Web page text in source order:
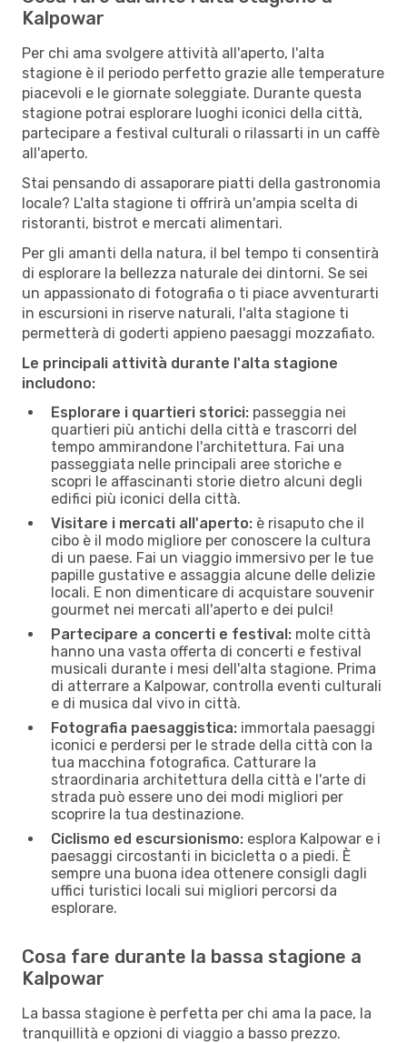
Kalpowar
Per chi ama svolgere attività all'aperto, l'alta
stagione è il periodo perfetto grazie alle temperature
piacevoli e le giornate soleggiate. Durante questa
stagione potrai esplorare luoghi iconici della città,
partecipare a festival culturali o rilassarti in un caffè
all'aperto.
Stai pensando di assaporare piatti della gastronomia
locale? L'alta stagione ti offrirà un'ampia scelta di
ristoranti, bistrot e mercati alimentari.
Per gli amanti della natura, il bel tempo ti consentirà
di esplorare la bellezza naturale dei dintorni. Se sei
un appassionato di fotografia o ti piace avventurarti
in escursioni in riserve naturali, l'alta stagione ti
permetterà di goderti appieno paesaggi mozzafiato.
Le principali attività durante l'alta stagione
includono:
Esplorare i quartieri storici: passeggia nei
quartieri più antichi della città e trascorri del
tempo ammirandone l'architettura. Fai una
passeggiata nelle principali aree storiche e
scopri le affascinanti storie dietro alcuni degli
edifici più iconici della città.
Visitare i mercati all'aperto: è risaputo che il
cibo è il modo migliore per conoscere la cultura
di un paese. Fai un viaggio immersivo per le tue
papille gustative e assaggia alcune delle delizie
locali. E non dimenticare di acquistare souvenir
gourmet nei mercati all'aperto e dei pulci!
Partecipare a concerti e festival: molte città
hanno una vasta offerta di concerti e festival
musicali durante i mesi dell'alta stagione. Prima
di atterrare a Kalpowar, controlla eventi culturali
e di musica dal vivo in città.
Fotografia paesaggistica: immortala paesaggi
iconici e perdersi per le strade della città con la
tua macchina fotografica. Catturare la
straordinaria architettura della città e l'arte di
strada può essere uno dei modi migliori per
scoprire la tua destinazione.
Ciclismo ed escursionismo: esplora Kalpowar e i
paesaggi circostanti in bicicletta o a piedi. È
sempre una buona idea ottenere consigli dagli
uffici turistici locali sui migliori percorsi da
esplorare.
Cosa fare durante la bassa stagione a
Kalpowar
La bassa stagione è perfetta per chi ama la pace, la
tranquillità e opzioni di viaggio a basso prezzo.